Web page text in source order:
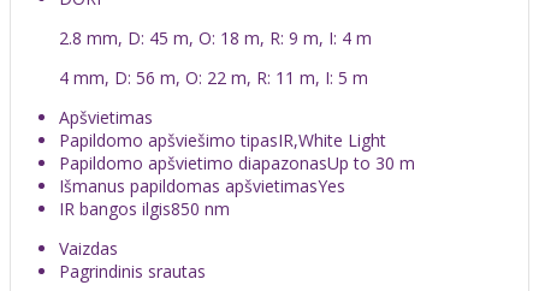
2.8 mm, D: 45 m, O: 18 m, R: 9 m, I: 4 m
4 mm, D: 56 m, O: 22 m, R: 11 m, I: 5 m
Apšvietimas
Papildomo apšviešimo tipasIR,White Light
Papildomo apšvietimo diapazonasUp to 30 m
Išmanus papildomas apšvietimasYes
IR bangos ilgis850 nm
Vaizdas
Pagrindinis srautas